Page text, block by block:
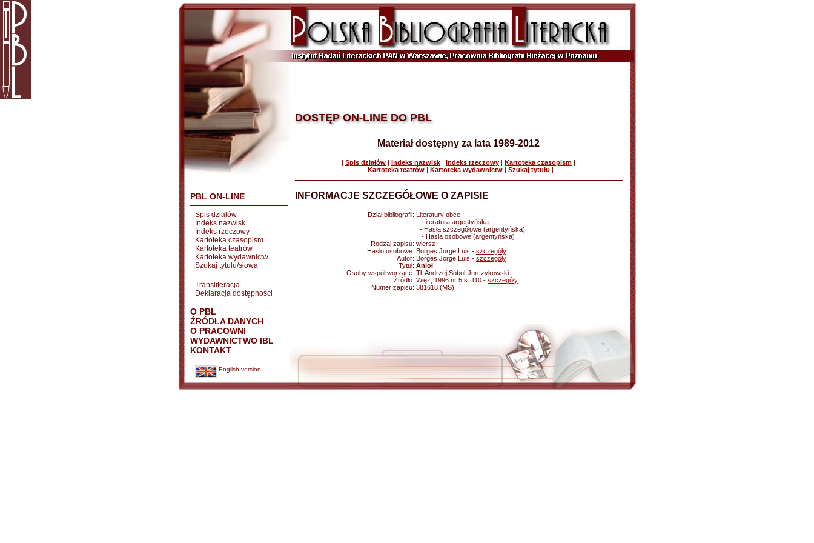
PBL ON-LINE
Spis działów
Indeks nazwisk
Indeks rzeczowy
Kartoteka czasopism
Kartoteka teatrów
Kartoteka wydawnictw
Szukaj tytułu/słowa
Transliteracja
Deklaracja dostępności
O PBL
ŹRÓDŁA DANYCH
O PRACOWNI
WYDAWNICTWO IBL
KONTAKT
English version
DOSTĘP ON-LINE DO PBL
Materiał dostępny za lata 1989-2012
| Spis działów | Indeks nazwisk | Indeks rzeczowy | Kartoteka czasopism |
| Kartoteka teatrów| Kartoteka wydawnictw| Szukaj tytułu |
INFORMACJE SZCZEGÓŁOWE O ZAPISIE
Dział bibliografii: Literatury obce
- Literatura argentyńska
- Hasła szczegółowe (argentyńska)
- Hasła osobowe (argentyńska)
Rodzaj zapisu: wiersz
Hasło osobowe: Borges Jorge Luis - szczegóły
Autor: Borges Jorge Luis - szczegóły
Tytuł: Anioł
Osoby współtworzące: Tł. Andrzej Sobol-Jurczykowski
Źródło: Więź, 1996 nr 5 s. 110 - szczegóły
Numer zapisu: 381618 (MS)